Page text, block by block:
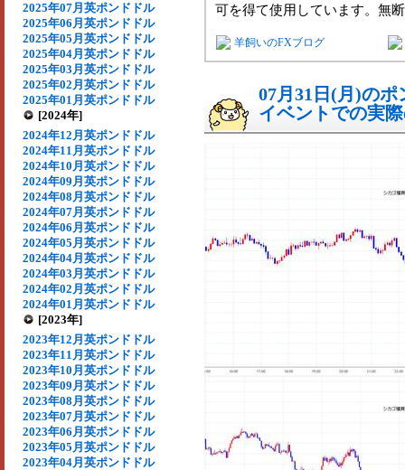
2025年07月英ポンドドル
2025年06月英ポンドドル
2025年05月英ポンドドル
2025年04月英ポンドドル
2025年03月英ポンドドル
2025年02月英ポンドドル
2025年01月英ポンドドル
[2024年]
2024年12月英ポンドドル
2024年11月英ポンドドル
2024年10月英ポンドドル
2024年09月英ポンドドル
2024年08月英ポンドドル
2024年07月英ポンドドル
2024年06月英ポンドドル
2024年05月英ポンドドル
2024年04月英ポンドドル
2024年03月英ポンドドル
2024年02月英ポンドドル
2024年01月英ポンドドル
[2023年]
2023年12月英ポンドドル
2023年11月英ポンドドル
2023年10月英ポンドドル
2023年09月英ポンドドル
2023年08月英ポンドドル
2023年07月英ポンドドル
2023年06月英ポンドドル
2023年05月英ポンドドル
2023年04月英ポンドドル
可を得て使用しています。無
羊飼いのFXブログ
07月31日(月)の
イベントでの実